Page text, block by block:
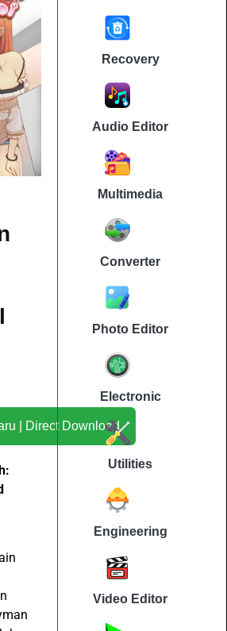
Download Terbaru | Direct Download
Recovery
Audio Editor
Multimedia
Converter
Photo Editor
Electronic
Utilities
Engineering
Video Editor